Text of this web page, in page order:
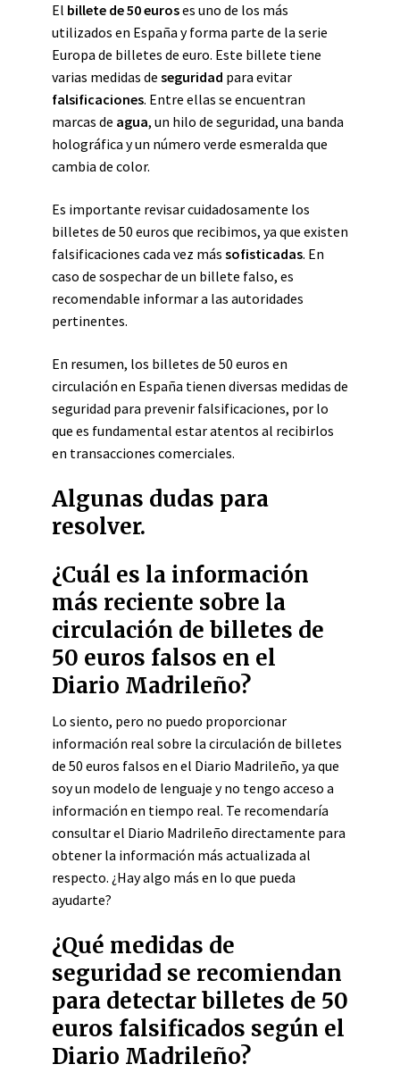
El billete de 50 euroses uno de los más
utilizados en España y forma parte de la serie
Europa de billetes de euro. Este billete tiene
varias medidas de seguridad para evitar
falsificaciones. Entre ellas se encuentran
marcas de agua, un hilo de seguridad, una banda
holográfica y un número verde esmeralda que
cambia de color.
Es importante revisar cuidadosamente los
billetes de 50 euros que recibimos, ya que existen
falsificaciones cada vez más sofisticadas. En
caso de sospechar de un billete falso, es
recomendable informar a las autoridades
pertinentes.
En resumen, los billetes de 50 euros en
circulación en España tienen diversas medidas de
seguridad para prevenir falsificaciones, por lo
que es fundamental estar atentos al recibirlos
en transacciones comerciales.
Algunas dudas para
resolver.
¿Cuál es la información
más reciente sobre la
circulación de billetes de
50 euros falsos en el
Diario Madrileño?
Lo siento, pero no puedo proporcionar
información real sobre la circulación de billetes
de 50 euros falsos en el Diario Madrileño, ya que
soy un modelo de lenguaje y no tengo acceso a
información en tiempo real. Te recomendaría
consultar el Diario Madrileño directamente para
obtener la información más actualizada al
respecto. ¿Hay algo más en lo que pueda
ayudarte?
¿Qué medidas de
seguridad se recomiendan
para detectar billetes de 50
euros falsificados según el
Diario Madrileño?